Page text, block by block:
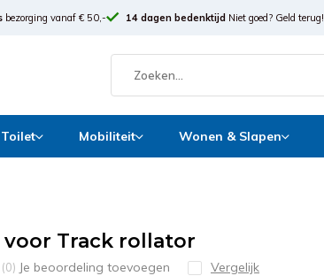
bezorging vanaf € 50,- 14 dagen bedenktijd Niet goed? Geld terug!
Mobiliteit Wonen & Slapen
Track rollator
(0) Je beoordeling toevoegen Vergelijk